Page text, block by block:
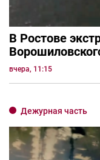
В Ростове
вчера, 11:15
Дежурная часть